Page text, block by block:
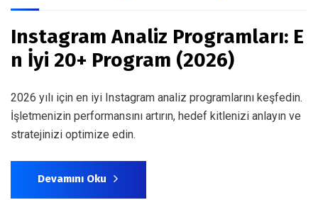
Instagram Analiz Programları: E
n İyi 20+ Program (2026)
2026 yılı için en iyi Instagram analiz programlarını keşfedin.
İşletmenizin performansını artırın, hedef kitlenizi anlayın ve
stratejinizi optimize edin.
Devamını Oku